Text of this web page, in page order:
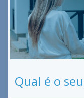
Qual é o